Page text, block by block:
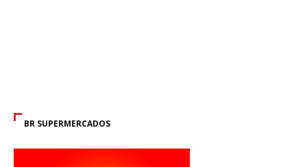
BR SUPERMERCADOS